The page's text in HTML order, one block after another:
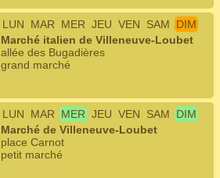
LUN MAR MER JEU VEN SAM
DIM
Marché italien de Villeneuve-Loubet
allée des Bugadières
grand marché
LUN MAR MER JEU VEN SAM
DIM
Marché de Villeneuve-Loubet
place Carnot
petit marché